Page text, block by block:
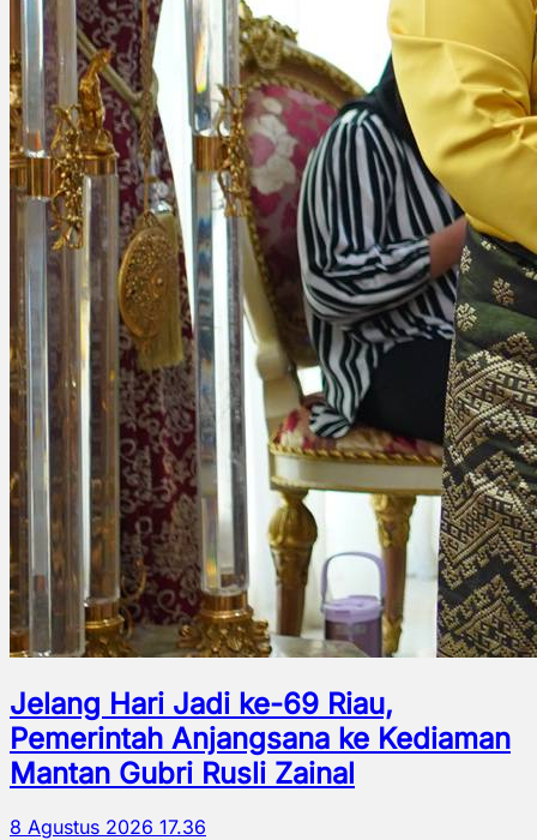
Jelang Hari Jadi ke-69 Riau,
Pemerintah Anjangsana ke Kediaman
Mantan Gubri Rusli Zainal
8 Agustus 2026 17.36